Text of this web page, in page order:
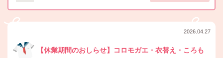
2026.04.27
【休業期間のおしらせ】コロモガエ・衣替え・ころも